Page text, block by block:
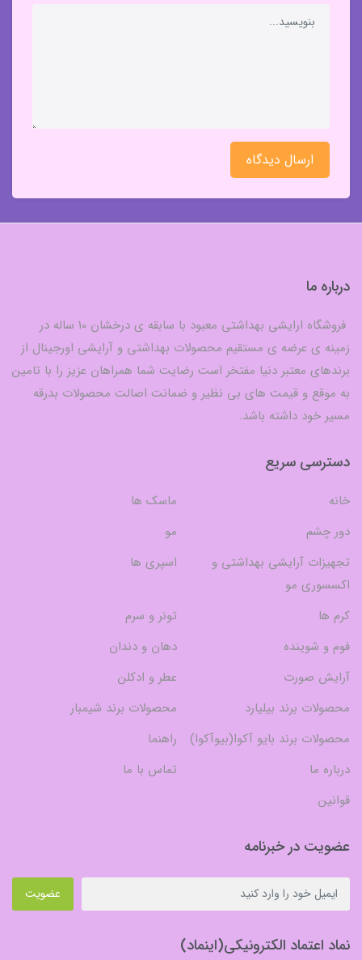
ارسال دیدگاه
درباره ما
فروشگاه ارایشی بهداشتی معبود با سابقه ی درخشان 10 ساله در
زمینه ی عرضه ی مستقیم محصولات بهداشتی و آرایشی اورجینال از
برندهای معتبر دنیا مفتخر است رضایت شما همراهان عزیز را با تامین
به موقع و قیمت های بی نظیر و ضمانت اصالت محصولات بدرقه
مسیر خود داشته باشد.
دسترسی سریع
خانه
ماسک ها
دور چشم
مو
تجهیزات آرایشی بهداشتی و
اکسسوری مو
اسپری ها
کرم ها
تونر و سرم
فوم و شوینده
دهان و دندان
آرایش صورت
عطر و ادکلن
محصولات برند بیلیارد
محصولات برند شیمبار
محصولات برند بایو آکوا(بیوآکوا)
راهنما
درباره ما
تماس با ما
قوانین
عضویت در خبرنامه
عضویت
نماد اعتماد الکترونیکی(اینماد)